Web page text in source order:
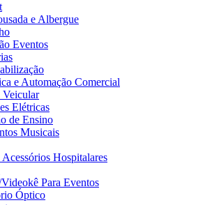
e Albergue
Eventos
e Automação Comercial
Veicular
Elétricas
de Ensino
Musicais
Acessórios Hospitalares
Para Eventos
Óptico